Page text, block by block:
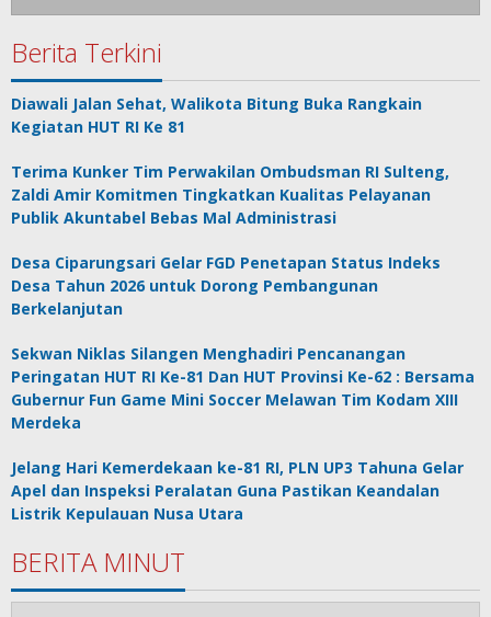
Berita Terkini
Diawali Jalan Sehat, Walikota Bitung Buka Rangkain
Kegiatan HUT RI Ke 81
Terima Kunker Tim Perwakilan Ombudsman RI Sulteng,
Zaldi Amir Komitmen Tingkatkan Kualitas Pelayanan
Publik Akuntabel Bebas Mal Administrasi
Desa Ciparungsari Gelar FGD Penetapan Status Indeks
Desa Tahun 2026 untuk Dorong Pembangunan
Berkelanjutan
Sekwan Niklas Silangen Menghadiri Pencanangan
Peringatan HUT RI Ke-81 Dan HUT Provinsi Ke-62 : Bersama
Gubernur Fun Game Mini Soccer Melawan Tim Kodam XIII
Merdeka
Jelang Hari Kemerdekaan ke-81 RI, PLN UP3 Tahuna Gelar
Apel dan Inspeksi Peralatan Guna Pastikan Keandalan
Listrik Kepulauan Nusa Utara
BERITA MINUT